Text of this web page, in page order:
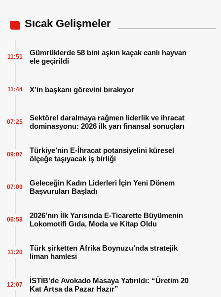
Sıcak Gelişmeler
Gümrüklerde 58 bini aşkın kaçak canlı hayvan
ele geçirildi
11:51
X’in başkanı görevini bırakıyor
11:44
Sektörel daralmaya rağmen liderlik ve ihracat
dominasyonu: 2026 ilk yarı finansal sonuçları
07:25
Türkiye’nin E-İhracat potansiyelini küresel
ölçeğe taşıyacak iş birliği
09:07
Geleceğin Kadın Liderleri İçin Yeni Dönem
Başvuruları Başladı
07:09
2026’nın İlk Yarısında E-Ticarette Büyümenin
Lokomotifi Gıda, Moda ve Kitap Oldu
06:58
Türk şirketten Afrika Boynuzu’nda stratejik
liman hamlesi
11:20
İSTİB’de Avokado Masaya Yatırıldı: “Üretim 20
Kat Artsa da Pazar Hazır”
12:07